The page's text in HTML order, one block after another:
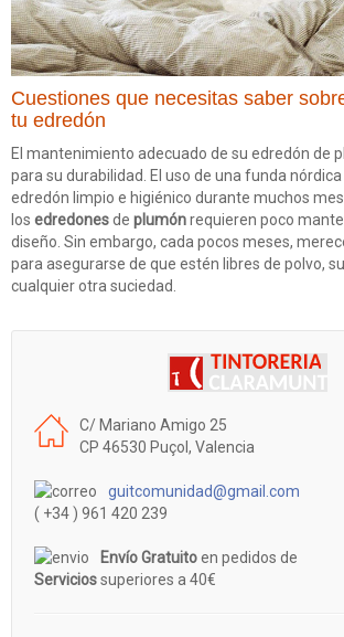
Cuestiones que necesitas saber
tu edredón
El mantenimiento adecuado de su edredón de
para su durabilidad.
El uso de una funda
edredón limpio e higiénico durante muchos
los edredonesde plumónrequieren poco
diseño. Sin embargo, cada pocos meses,
para asegurarse de que estén libres de polvo,
cualquier otra suciedad.
C/ Mariano Amigo 25
CP 46530 Puçol, Valencia
guitcomunidad@gmail.com
( +34 ) 961 420 239
Envío Gratuitoen pedidos de
Serviciossuperiores a 40€